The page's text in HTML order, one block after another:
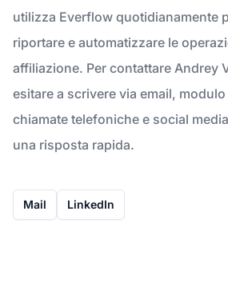
utilizza Everflow quotidianamente
riportare e automatizzare le
affiliazione. Per contattare Andrey
esitare a scrivere via email,
chiamate telefoniche e social
una risposta rapida.
Mail LinkedIn